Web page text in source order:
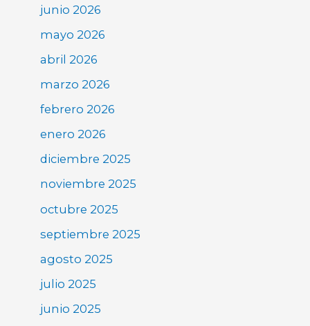
junio 2026
mayo 2026
abril 2026
marzo 2026
febrero 2026
enero 2026
diciembre 2025
noviembre 2025
octubre 2025
septiembre 2025
agosto 2025
julio 2025
junio 2025